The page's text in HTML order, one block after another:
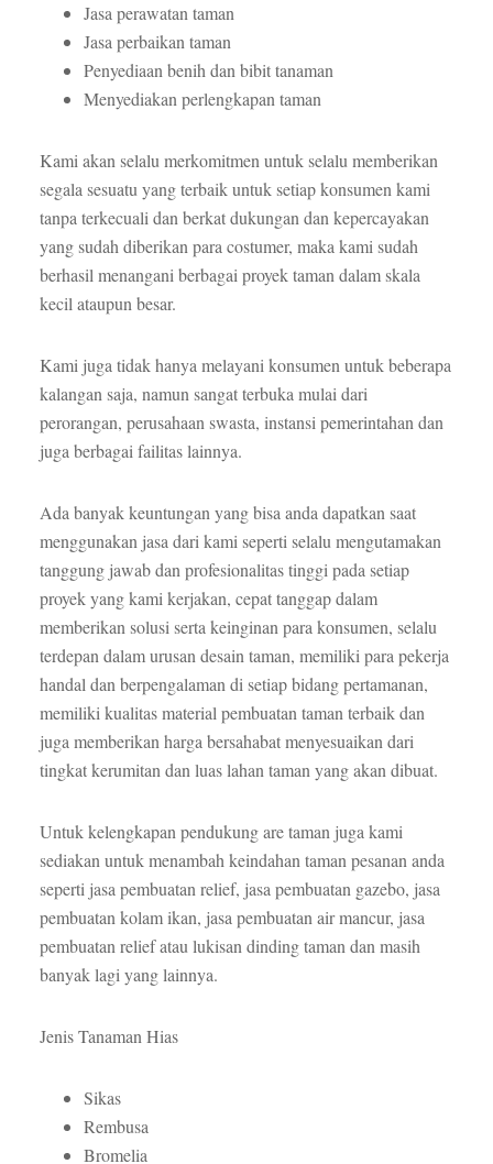
Jasa perawatan taman
Jasa perbaikan taman
Penyediaan benih dan bibit tanaman
Menyediakan perlengkapan taman
Kami akan selalu merkomitmen untuk selalu memberikan
segala sesuatu yang terbaik untuk setiap konsumen kami
tanpa terkecuali dan berkat dukungan dan kepercayakan
yang sudah diberikan para costumer, maka kami sudah
berhasil menangani berbagai proyek taman dalam skala
kecil ataupun besar.
Kami juga tidak hanya melayani konsumen untuk beberapa
kalangan saja, namun sangat terbuka mulai dari
perorangan, perusahaan swasta, instansi pemerintahan dan
juga berbagai failitas lainnya.
Ada banyak keuntungan yang bisa anda dapatkan saat
menggunakan jasa dari kami seperti selalu mengutamakan
tanggung jawab dan profesionalitas tinggi pada setiap
proyek yang kami kerjakan, cepat tanggap dalam
memberikan solusi serta keinginan para konsumen, selalu
terdepan dalam urusan desain taman, memiliki para pekerja
handal dan berpengalaman di setiap bidang pertamanan,
memiliki kualitas material pembuatan taman terbaik dan
juga memberikan harga bersahabat menyesuaikan dari
tingkat kerumitan dan luas lahan taman yang akan dibuat.
Untuk kelengkapan pendukung are taman juga kami
sediakan untuk menambah keindahan taman pesanan anda
seperti jasa pembuatan relief, jasa pembuatan gazebo, jasa
pembuatan kolam ikan, jasa pembuatan air mancur, jasa
pembuatan relief atau lukisan dinding taman dan masih
banyak lagi yang lainnya.
Jenis Tanaman Hias
Sikas
Rembusa
Bromelia